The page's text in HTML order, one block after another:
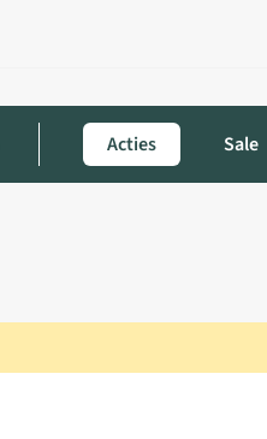
Acties Sale